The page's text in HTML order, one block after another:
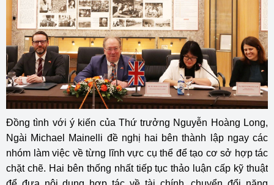
Đồng tình với ý kiến của Thứ trưởng Nguyễn Hoàng Long,
Ngài Michael Mainelli đề nghị hai bên thành lập ngay các
nhóm làm việc về từng lĩnh vực cụ thể để tạo cơ sở hợp tác
chặt chẽ. Hai bên thống nhất tiếp tục thảo luận cấp kỹ thuật